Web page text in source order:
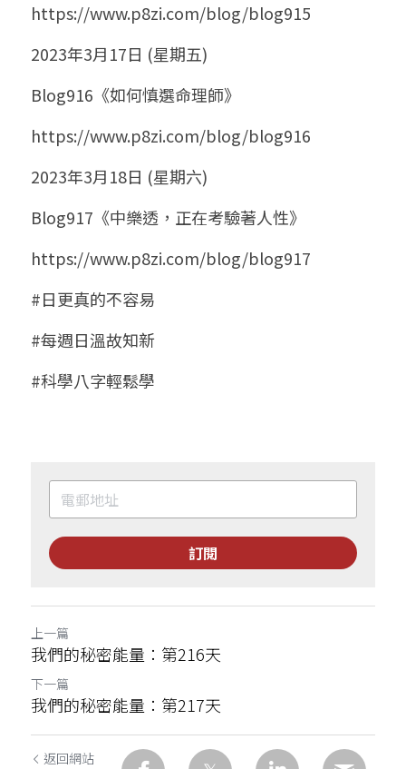
https://www.p8zi.com/blog/blog915
2023年3月17日 (星期五)
Blog916《如何慎選命理師》
https://www.p8zi.com/blog/blog916
2023年3月18日 (星期六)
Blog917《中樂透，正在考驗著人性》
https://www.p8zi.com/blog/blog917
#日更真的不容易
#每週日溫故知新
#科學八字輕鬆學
訂閱
上一篇
我們的秘密能量：第216天
下一篇
我們的秘密能量：第217天
返回網站